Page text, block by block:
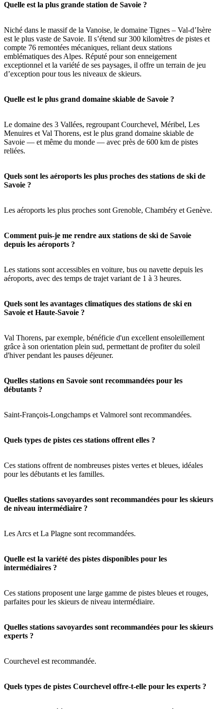
Quelle est la plus grande station de Savoie ?
Niché dans le massif de la Vanoise, le domaine Tignes – Val-d’Isère
est le plus vaste de Savoie. Il s’étend sur 300 kilomètres de pistes et
compte 76 remontées mécaniques, reliant deux stations
emblématiques des Alpes. Réputé pour son enneigement
exceptionnel et la variété de ses paysages, il offre un terrain de jeu
d’exception pour tous les niveaux de skieurs.
Quelle est le plus grand domaine skiable de Savoie ?
Le domaine des 3 Vallées, regroupant Courchevel, Méribel, Les
Menuires et Val Thorens, est le plus grand domaine skiable de
Savoie — et même du monde — avec près de 600 km de pistes
reliées.
Quels sont les aéroports les plus proches des stations de ski de
Savoie ?
Les aéroports les plus proches sont Grenoble, Chambéry et Genève.
Comment puis-je me rendre aux stations de ski de Savoie
depuis les aéroports ?
Les stations sont accessibles en voiture, bus ou navette depuis les
aéroports, avec des temps de trajet variant de 1 à 3 heures.
Quels sont les avantages climatiques des stations de ski en
Savoie et Haute-Savoie ?
Val Thorens, par exemple, bénéficie d'un excellent ensoleillement
grâce à son orientation plein sud, permettant de profiter du soleil
d'hiver pendant les pauses déjeuner.
Quelles stations en Savoie sont recommandées pour les
débutants ?
Saint-François-Longchamps et Valmorel sont recommandées.
Quels types de pistes ces stations offrent elles ?
Ces stations offrent de nombreuses pistes vertes et bleues, idéales
pour les débutants et les familles.
Quelles stations savoyardes sont recommandées pour les skieurs
de niveau intermédiaire ?
Les Arcs et La Plagne sont recommandées.
Quelle est la variété des pistes disponibles pour les
intermédiaires ?
Ces stations proposent une large gamme de pistes bleues et rouges,
parfaites pour les skieurs de niveau intermédiaire.
Quelles stations savoyardes sont recommandées pour les skieurs
experts ?
Courchevel est recommandée.
Quels types de pistes Courchevel offre-t-elle pour les experts ?